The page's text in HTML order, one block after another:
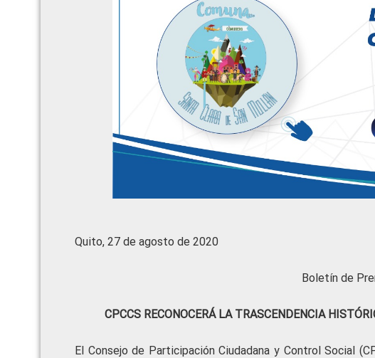
Quito, 27 de agosto de 2020
Boletín de
CPCCS RECONOCERÁ LA TRASCENDENCIA
El Consejo de Participación Ciudadana y Control Social